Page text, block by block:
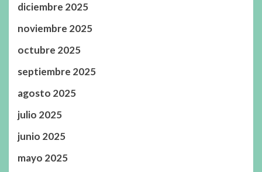
diciembre 2025
noviembre 2025
octubre 2025
septiembre 2025
agosto 2025
julio 2025
junio 2025
mayo 2025